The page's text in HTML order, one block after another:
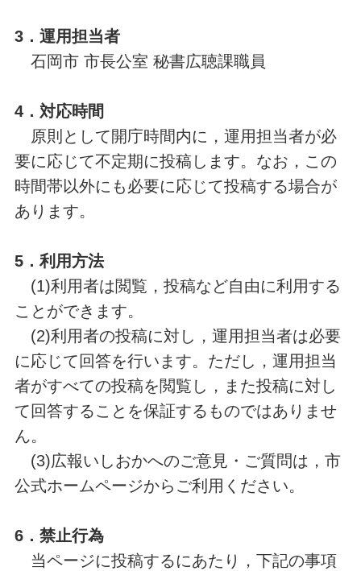
3．運用担当者
石岡市 市長公室 秘書広聴課職員
4．対応時間
原則として開庁時間内に，運用担当者が必
要に応じて不定期に投稿します。なお，この
時間帯以外にも必要に応じて投稿する場合が
あります。
5．利用方法
(1)利用者は閲覧，投稿など自由に利用する
ことができます。
(2)利用者の投稿に対し，運用担当者は必要
に応じて回答を行います。ただし，運用担当
者がすべての投稿を閲覧し，また投稿に対し
て回答することを保証するものではありませ
ん。
(3)広報いしおかへのご意見・ご質問は，市
公式ホームページからご利用ください。
6．禁止行為
当ページに投稿するにあたり，下記の事項